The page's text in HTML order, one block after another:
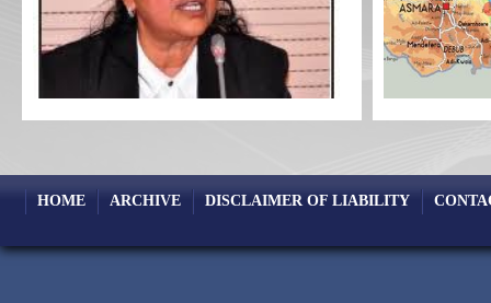
HOME ARCHIVE DISCLAIMER OF LIABILITY